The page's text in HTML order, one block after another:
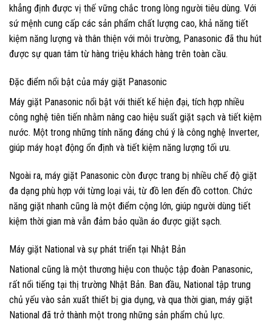
khẳng định được vị thế vững chắc trong lòng người tiêu dùng. Với
sứ mệnh cung cấp các sản phẩm chất lượng cao, khả năng tiết
kiệm năng lượng và thân thiện với môi trường, Panasonic đã thu hút
được sự quan tâm từ hàng triệu khách hàng trên toàn cầu.
Đặc điểm nổi bật của máy giặt Panasonic
Máy giặt Panasonic nổi bật với thiết kế hiện đại, tích hợp nhiều
công nghệ tiên tiến nhằm nâng cao hiệu suất giặt sạch và tiết kiệm
nước. Một trong những tính năng đáng chú ý là công nghệ Inverter,
giúp máy hoạt động ổn định và tiết kiệm năng lượng tối ưu.
Ngoài ra, máy giặt Panasonic còn được trang bị nhiều chế độ giặt
đa dạng phù hợp với từng loại vải, từ đồ len đến đồ cotton. Chức
năng giặt nhanh cũng là một điểm cộng lớn, giúp người dùng tiết
kiệm thời gian mà vẫn đảm bảo quần áo được giặt sạch.
Máy giặt National và sự phát triển tại Nhật Bản
National cũng là một thương hiệu con thuộc tập đoàn Panasonic,
rất nổi tiếng tại thị trường Nhật Bản. Ban đầu, National tập trung
chủ yếu vào sản xuất thiết bị gia dụng, và qua thời gian, máy giặt
National đã trở thành một trong những sản phẩm chủ lực.